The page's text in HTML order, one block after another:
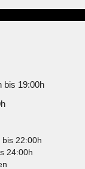
bis 19:00h
22:00h
24:00h